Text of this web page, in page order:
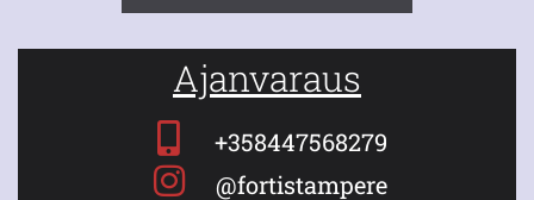
Ajanvaraus
+358447568279
@fortistampere